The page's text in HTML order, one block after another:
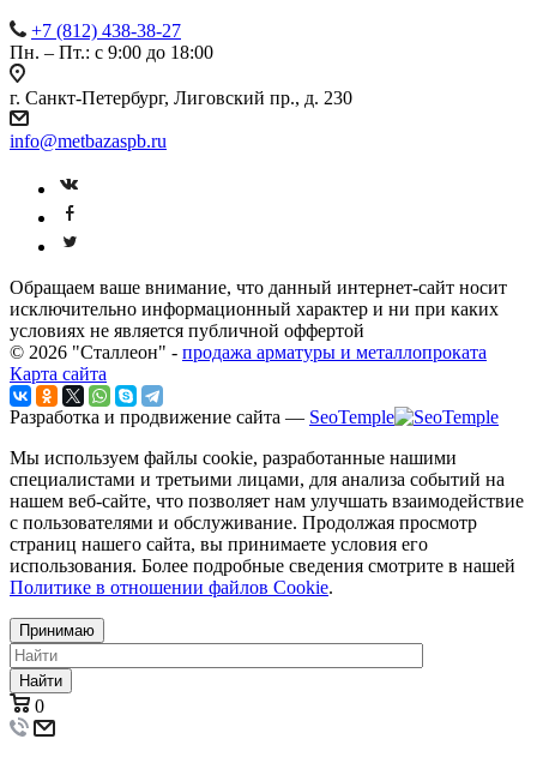
+7 (812) 438-38-27
Пн. – Пт.: с 9:00 до 18:00
г. Санкт-Петербург, Лиговский пр., д. 230
info@metbazaspb.ru
Обращаем ваше внимание, что данный интернет-сайт носит
исключительно информационный характер и ни при каких
условиях не является публичной оффертой
© 2026 "Сталлеон" - продажа арматуры и металлопроката
Карта сайта
Разработка и продвижение сайта — SeoTemple
Мы используем файлы cookie, разработанные нашими
специалистами и третьими лицами, для анализа событий на
нашем веб-сайте, что позволяет нам улучшать взаимодействие
с пользователями и обслуживание. Продолжая просмотр
страниц нашего сайта, вы принимаете условия его
использования. Более подробные сведения смотрите в нашей
Политике в отношении файлов Cookie.
Принимаю
Найти
0